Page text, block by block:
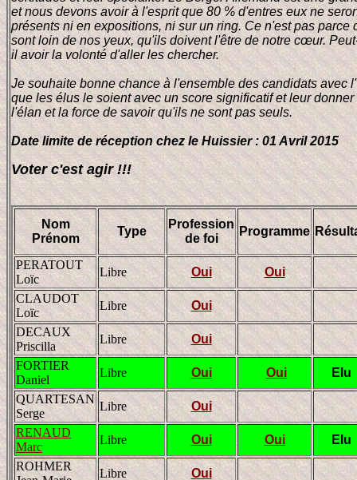
et nous devons avoir à l'esprit que 80 % d'entres eux ne
présents ni en expositions, ni sur un ring. Ce n'est pas parce
sont loin de nos yeux, qu'ils doivent l'être de notre cœur.
il avoir la volonté d'aller les chercher.
Je souhaite bonne chance à l'ensemble des candidats avec
que les élus le soient avec un score significatif et leur
l'élan et la force de savoir qu'ils ne sont pas seuls.
Date limite de réception chez le Huissier : 01 Avril 2015
Voter c'est agir !!!
Nom
Prénom
Type
Profession
de foi
Programme
PERATOUT
Loïc
Libre Oui
Oui
CLAUDOT
Loïc
Libre
Oui
DECAUX
Priscilla
Libre
Oui
FORTIER
Daniel
Libre Oui Oui
Elu
QUARTESAN
Serge
Libre
Oui
RENAUD
Marc
Libre Oui Oui
Elu
ROHMER
Libre
Oui